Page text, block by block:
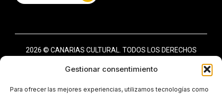
Gestionar consentimiento
Para ofrecer las mejores experiencias, utilizamos tecnologías como
2026 © CANARIAS CULTURAL. TODOS LOS DERECHOS
AVISO LEGAL
POLÍTICA DE PRIVACIDAD